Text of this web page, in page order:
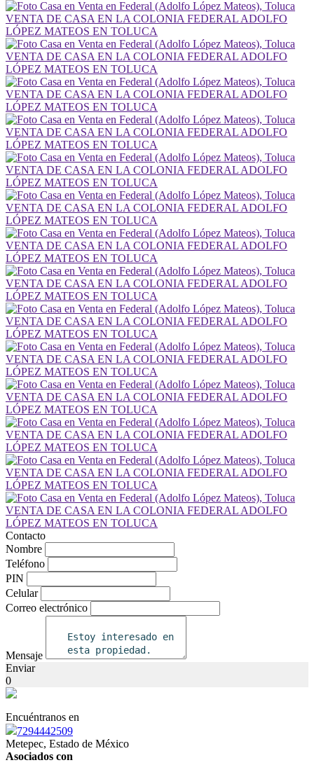
Contacto
Nombre
Teléfono
PIN
Celular
Correo electrónico
Mensaje
Enviar
0
Encuéntranos en
7294442509
Metepec, Estado de México
Asociados con